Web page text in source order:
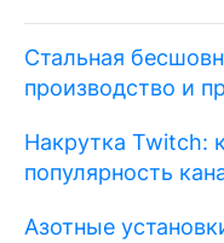
Стальная
производство и
Накрутка Twitch:
популярность
Азотные